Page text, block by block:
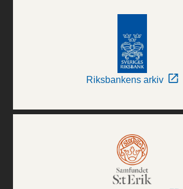
Riksbankens arkiv